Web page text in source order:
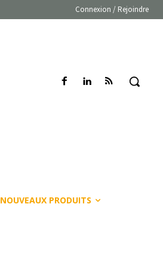
Connexion / Rejoindre
NOUVEAUX PRODUITS